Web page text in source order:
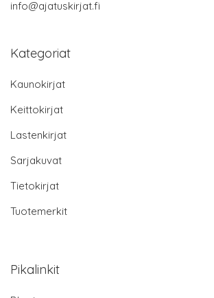
info@ajatuskirjat.fi
Kategoriat
Kaunokirjat
Keittokirjat
Lastenkirjat
Sarjakuvat
Tietokirjat
Tuotemerkit
Pikalinkit